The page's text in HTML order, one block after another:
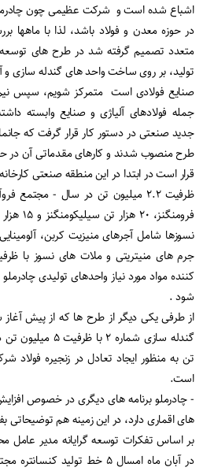
اشباع شده است و شرکت عظیمی چون
در حوزه معدن و فولاد باشد، لذا با ماهها
متعدد تصمیم گرفته شد در طرح های توسعه،
تولید، بر روی ساخت واحد های گندله سازی
صنایع فولادی است متمرکز شویم، سپس
جمله فولادهای آلیاژی و صنایع وابسته
جدید صنعتی در دستور کار قرار گرفت که
طرح منصوب شدند و کارهای مقدماتی آن در
قرار است در ابتدا در این منطقه صنعتی
نسوزها شامل آجرهای منیزیت کربن،
کننده مواد مورد نیاز واحدهای تولیدی
شود .
از طرفی یکی دیگر از طرح ها که از پیش
تن به منظور ایجاد تعادل در زنجیره فولاد
است.
- چادرملو برنامه های دیگری در خصوص
های اقماری دارد، در این زمینه هم توضیحاتی
بر اساس تفکرات توسعه گرایانه مدیر
در آبان ماه امسال ۵ خط